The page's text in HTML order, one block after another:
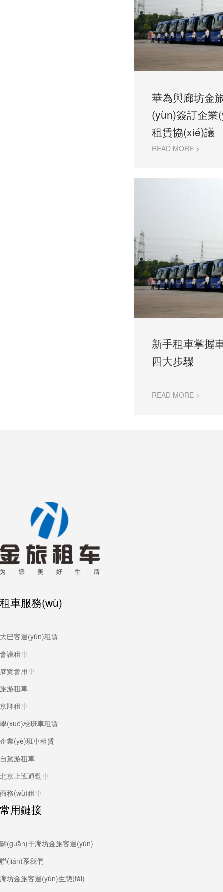
華為與廊坊金
(yùn)簽訂企業
租賃協(xié)議
READ MORE >
新手租車掌握
四大步驟
READ MORE >
租車服務(wù)
大巴客運(yùn)租賃
會議租車
展覽會用車
旅游租車
京牌租車
學(xué)校班車租賃
企業(yè)班車租賃
自駕游租車
北京上班通勤車
商務(wù)租車
常用鏈接
關(guān)于廊坊金旅客運(yùn)
聯(lián)系我們
廊坊金旅客運(yùn)生態(tài)